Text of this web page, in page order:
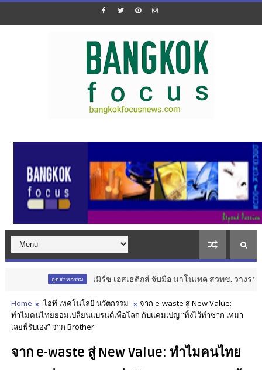
อุตสาหกรรม เมิร์ซ เอสเธติกส์ จับมือ นาโนเทค สวทช. วางรากฐาน
Home ไอที เทคโนโลยี นวัตกรรม
จาก e-waste สู่ New Value:
ทำไมคนไทยยอมเปลี่ยนแบรนด์เพื่อโลก กับแคมเปญ “ทิ้งไว้ทำซาก เทมา
เลยพี่รับเอง” จาก Brother
จาก e-waste สู่ New Value: ทำไมคนไทย